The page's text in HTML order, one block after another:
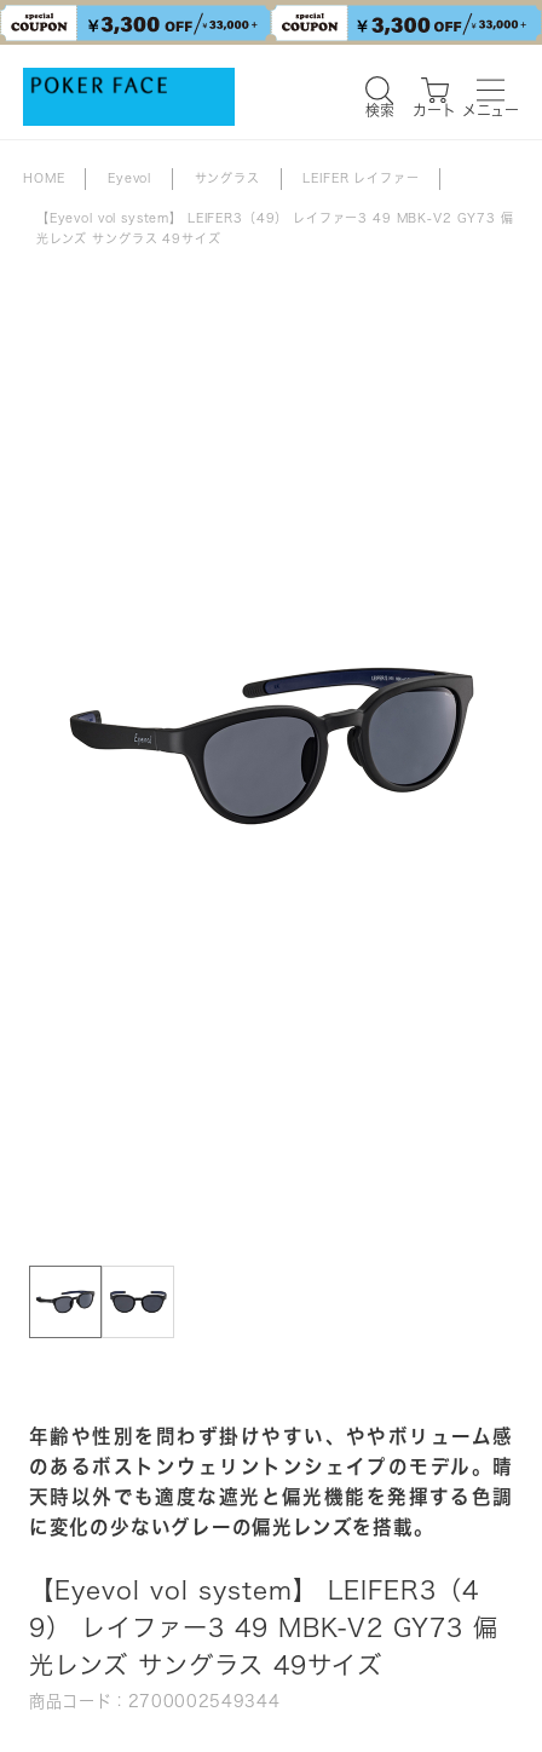
検索 カート メニュー
HOME Eyevol サングラス LEIFER レイファー
【Eyevol vol system】 LEIFER3（49） レイファー3 49 MBK-V2 GY73 偏
光レンズ サングラス 49サイズ
年齢や性別を問わず掛けやすい、ややボリューム感
のあるボストンウェリントンシェイプのモデル。晴
天時以外でも適度な遮光と偏光機能を発揮する色調
に変化の少ないグレーの偏光レンズを搭載。
【Eyevol vol system】 LEIFER3（4
9） レイファー3 49 MBK-V2 GY73 偏
光レンズ サングラス 49サイズ
商品コード：2700002549344